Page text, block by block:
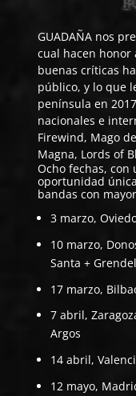
GUADAÑA nos
cual hacen
buenas críticas
público, y lo que
península en
nacionales e
Firewind, Mago
Magna, Lords of
Ocho fechas, con
oportunidad
bandas con
3 marzo,
10 marzo,
Santa + Grendel
17 marzo,
7 abril,
Argos
14 abril,
12 mayo,